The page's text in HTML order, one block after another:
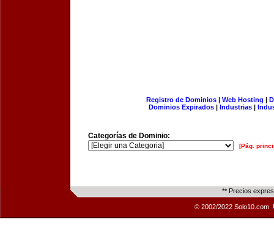
Registro de Dominios| Web Hosting |
Dominios Expirados | Industrias |
Categorías de Dominio:
[Pág.
** Precios
© 2002/2022 Solo10.com